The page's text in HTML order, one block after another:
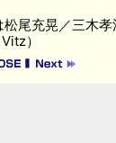
尾充晃／三木
）